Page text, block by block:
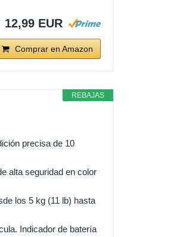
12,99 EUR
Comprar en Amazon
REBAJAS
precisa de 10
alta seguridad en color
los 5 kg (11 lb) hasta
Indicador de batería